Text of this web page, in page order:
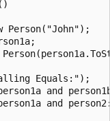
Person("John");
Equals:");
and
and